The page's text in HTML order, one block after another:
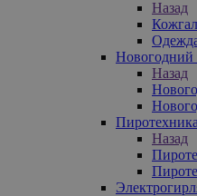
Назад
Назад
Назад